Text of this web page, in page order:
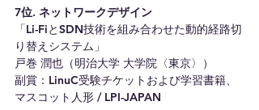
7位. ネットワークデザイン
「Li-FiとSDN技術を組み合わせた動的経路切
り替えシステム」
戸巻 潤也（明治大学 大学院〈東京〉）
副賞：LinuC受験チケットおよび学習書籍、
マスコット人形 / LPI-JAPAN